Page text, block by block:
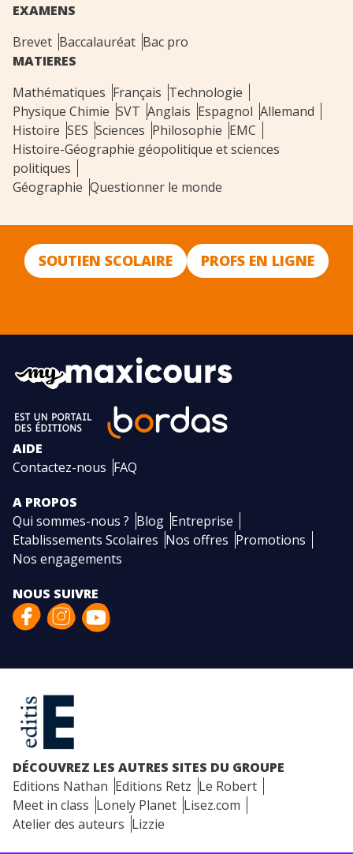
EXAMENS
Brevet Baccalauréat Bac pro
MATIERES
Mathématiques Français Technologie
Physique Chimie SVT Anglais Espagnol Allemand
Histoire SES Sciences Philosophie EMC
Histoire-Géographie géopolitique et sciences
politiques
Géographie Questionner le monde
SOUTIEN SCOLAIRE PROFS EN LIGNE
AIDE
Contactez-nous FAQ
A PROPOS
Qui sommes-nous ? Blog Entreprise
Etablissements Scolaires Nos offres Promotions
Nos engagements
NOUS SUIVRE
DÉCOUVREZ LES AUTRES SITES DU GROUPE
Editions Nathan Editions Retz Le Robert
Meet in class Lonely Planet Lisez.com
Atelier des auteurs Lizzie